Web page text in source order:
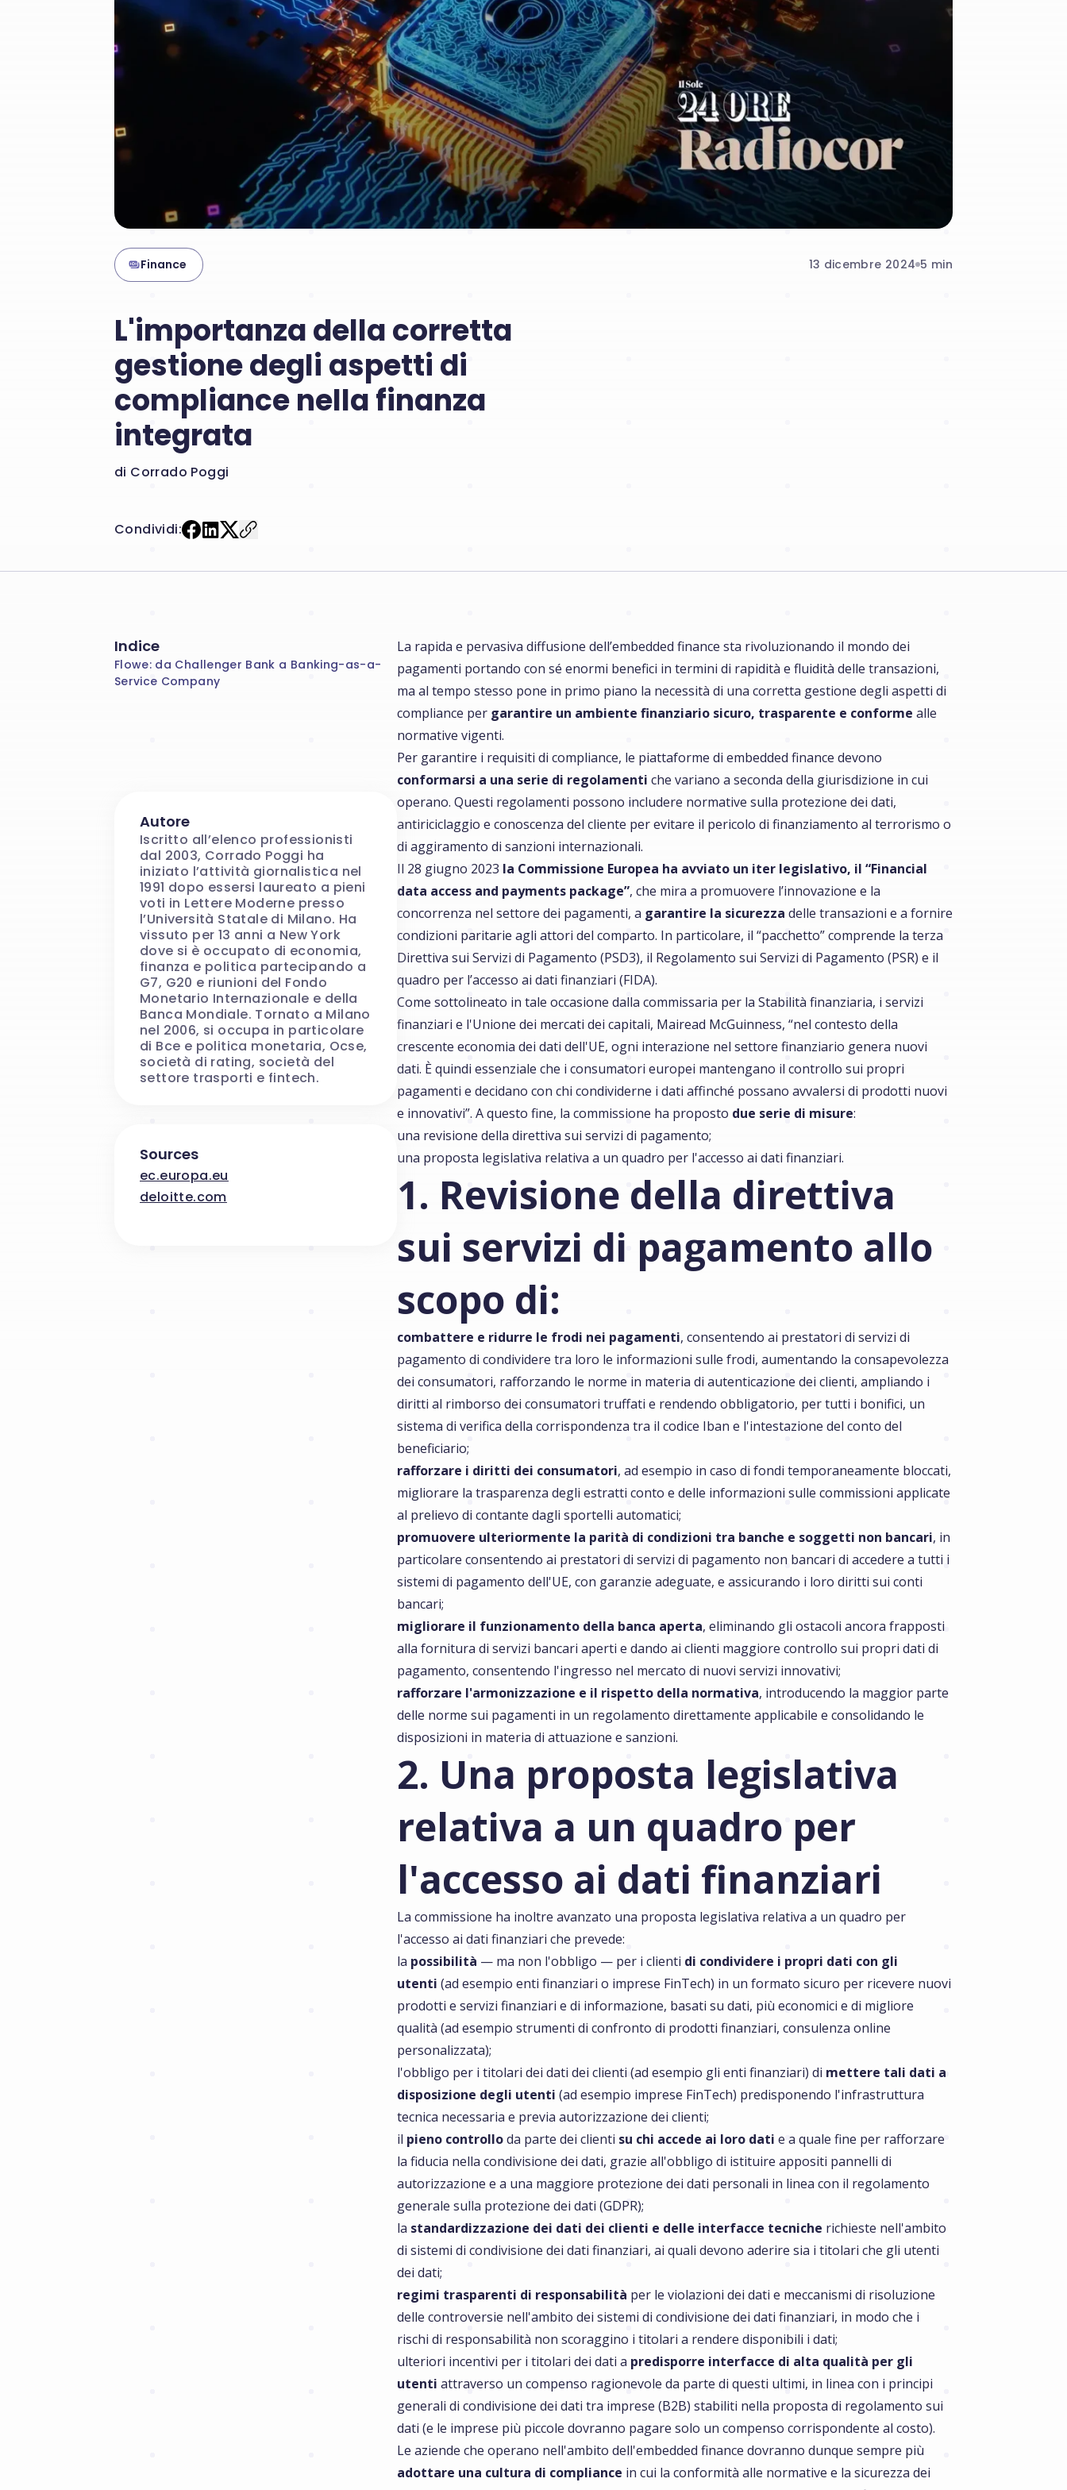
Finance 13 dicembre 2024 5 min
L'importanza della corretta
gestione degli aspetti di
compliance nella finanza
integrata
di Corrado Poggi
Condividi:
Indice
Flowe: da Challenger Bank a Banking-as-a-
Service Company
Autore
Iscritto all’elenco professionisti
dal 2003, Corrado Poggi ha
iniziato l’attività giornalistica nel
1991 dopo essersi laureato a pieni
voti in Lettere Moderne presso
l’Università Statale di Milano. Ha
vissuto per 13 anni a New York
dove si è occupato di economia,
finanza e politica partecipando a
G7, G20 e riunioni del Fondo
Monetario Internazionale e della
Banca Mondiale. Tornato a Milano
nel 2006, si occupa in particolare
di Bce e politica monetaria, Ocse,
società di rating, società del
settore trasporti e fintech.
Sources
ec.europa.eu
deloitte.com
La rapida e pervasiva diffusione dell’embedded finance sta rivoluzionando il mondo dei
pagamenti portando con sé enormi benefici in termini di rapidità e fluidità delle transazioni,
ma al tempo stesso pone in primo piano la necessità di una corretta gestione degli aspetti di
compliance per garantire un ambiente finanziario sicuro, trasparente e conforme alle
normative vigenti.
Per garantire i requisiti di compliance, le piattaforme di embedded finance devono
conformarsi a una serie di regolamenti che variano a seconda della giurisdizione in cui
operano. Questi regolamenti possono includere normative sulla protezione dei dati,
antiriciclaggio e conoscenza del cliente per evitare il pericolo di finanziamento al terrorismo o
di aggiramento di sanzioni internazionali.
Il 28 giugno 2023 la Commissione Europea ha avviato un iter legislativo, il “Financial
data access and payments package”, che mira a promuovere l’innovazione e la
concorrenza nel settore dei pagamenti, a garantire la sicurezza delle transazioni e a fornire
condizioni paritarie agli attori del comparto. In particolare, il “pacchetto” comprende la terza
Direttiva sui Servizi di Pagamento (PSD3), il Regolamento sui Servizi di Pagamento (PSR) e il
quadro per l’accesso ai dati finanziari (FIDA).
Come sottolineato in tale occasione dalla commissaria per la Stabilità finanziaria, i servizi
finanziari e l'Unione dei mercati dei capitali, Mairead McGuinness, “nel contesto della
crescente economia dei dati dell'UE, ogni interazione nel settore finanziario genera nuovi
dati. È quindi essenziale che i consumatori europei mantengano il controllo sui propri
pagamenti e decidano con chi condividerne i dati affinché possano avvalersi di prodotti nuovi
e innovativi”. A questo fine, la commissione ha proposto due serie di misure:
una revisione della direttiva sui servizi di pagamento;
una proposta legislativa relativa a un quadro per l'accesso ai dati finanziari.
1. Revisione della direttiva
sui servizi di pagamento allo
scopo di:
combattere e ridurre le frodi nei pagamenti, consentendo ai prestatori di servizi di
pagamento di condividere tra loro le informazioni sulle frodi, aumentando la consapevolezza
dei consumatori, rafforzando le norme in materia di autenticazione dei clienti, ampliando i
diritti al rimborso dei consumatori truffati e rendendo obbligatorio, per tutti i bonifici, un
sistema di verifica della corrispondenza tra il codice Iban e l'intestazione del conto del
beneficiario;
rafforzare i diritti dei consumatori, ad esempio in caso di fondi temporaneamente bloccati,
migliorare la trasparenza degli estratti conto e delle informazioni sulle commissioni applicate
al prelievo di contante dagli sportelli automatici;
promuovere ulteriormente la parità di condizioni tra banche e soggetti non bancari, in
particolare consentendo ai prestatori di servizi di pagamento non bancari di accedere a tutti i
sistemi di pagamento dell'UE, con garanzie adeguate, e assicurando i loro diritti sui conti
bancari;
migliorare il funzionamento della banca aperta, eliminando gli ostacoli ancora frapposti
alla fornitura di servizi bancari aperti e dando ai clienti maggiore controllo sui propri dati di
pagamento, consentendo l'ingresso nel mercato di nuovi servizi innovativi;
rafforzare l'armonizzazione e il rispetto della normativa, introducendo la maggior parte
delle norme sui pagamenti in un regolamento direttamente applicabile e consolidando le
disposizioni in materia di attuazione e sanzioni.
2. Una proposta legislativa
relativa a un quadro per
l'accesso ai dati finanziari
La commissione ha inoltre avanzato una proposta legislativa relativa a un quadro per
l'accesso ai dati finanziari che prevede:
la possibilità — ma non l'obbligo — per i clienti di condividere i propri dati con gli
utenti (ad esempio enti finanziari o imprese FinTech) in un formato sicuro per ricevere nuovi
prodotti e servizi finanziari e di informazione, basati su dati, più economici e di migliore
qualità (ad esempio strumenti di confronto di prodotti finanziari, consulenza online
personalizzata);
l'obbligo per i titolari dei dati dei clienti (ad esempio gli enti finanziari) di mettere tali dati a
disposizione degli utenti (ad esempio imprese FinTech) predisponendo l'infrastruttura
tecnica necessaria e previa autorizzazione dei clienti;
il pieno controlloda parte dei clienti su chi accede ai loro dati e a quale fine per rafforzare
la fiducia nella condivisione dei dati, grazie all'obbligo di istituire appositi pannelli di
autorizzazione e a una maggiore protezione dei dati personali in linea con il regolamento
generale sulla protezione dei dati (GDPR);
la standardizzazione dei dati dei clienti e delle interfacce tecniche richieste nell'ambito
di sistemi di condivisione dei dati finanziari, ai quali devono aderire sia i titolari che gli utenti
dei dati;
regimi trasparenti di responsabilità per le violazioni dei dati e meccanismi di risoluzione
delle controversie nell'ambito dei sistemi di condivisione dei dati finanziari, in modo che i
rischi di responsabilità non scoraggino i titolari a rendere disponibili i dati;
ulteriori incentivi per i titolari dei dati a predisporre interfacce di alta qualità per gli
utenti attraverso un compenso ragionevole da parte di questi ultimi, in linea con i principi
generali di condivisione dei dati tra imprese (B2B) stabiliti nella proposta di regolamento sui
dati (e le imprese più piccole dovranno pagare solo un compenso corrispondente al costo).
Le aziende che operano nell'ambito dell'embedded finance dovranno dunque sempre più
adottare una cultura di compliance in cui la conformità alle normative e la sicurezza dei